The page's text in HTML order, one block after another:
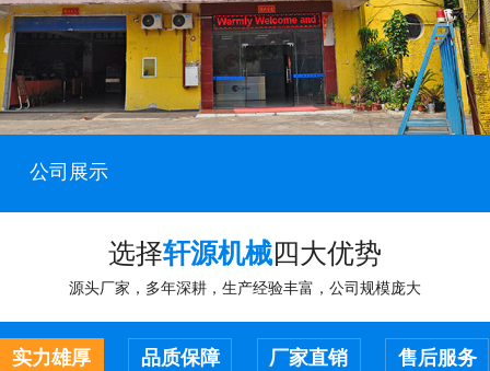
公司展示
选择轩源机械四大优势
源头厂家，多年深耕，生产经验丰富，公司规模庞大
实力雄厚 品质保障 厂家直销 售后服务